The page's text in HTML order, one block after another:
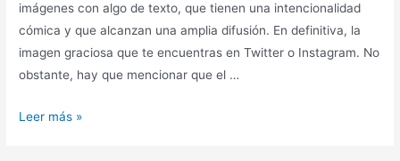
imágenes con algo de texto, que tienen una intencionalidad
cómica y que alcanzan una amplia difusión. En definitiva, la
imagen graciosa que te encuentras en Twitter o Instagram. No
obstante, hay que mencionar que el …
Muerte
Leer más »